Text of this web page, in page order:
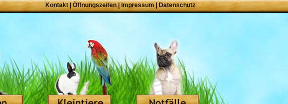
Kontakt Öffnungszeiten| Impressum|Datenschutz